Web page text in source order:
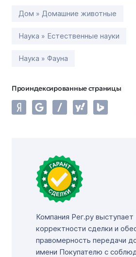
Дом » Домашние животные
Наука » Естественные науки
Наука » Фауна
Проиндексированные страницы
Компания Рег.ру выступает
корректности сделки и
правомерность передачи
имени Покупателю с